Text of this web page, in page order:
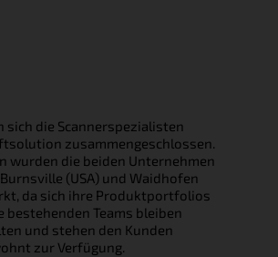
sich die Scannerspezialisten
zusammengeschlossen.
wurden die beiden Unternehmen
(USA) und Waidhofen
da sich ihre Produktportfolios
bestehenden Teams bleiben
und stehen den Kunden
zur Verfügung.